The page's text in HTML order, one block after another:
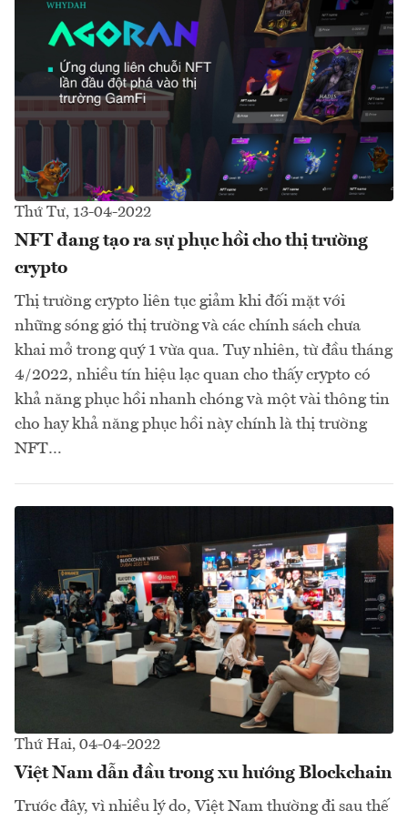
Thứ Tư, 13-04-2022
NFT đang tạo ra sự phục hồi cho thị trường
crypto
Thị trường crypto liên tục giảm khi đối mặt với
những sóng gió thị trường và các chính sách chưa
khai mở trong quý 1 vừa qua. Tuy nhiên, từ đầu tháng
4/2022, nhiều tín hiệu lạc quan cho thấy crypto có
khả năng phục hồi nhanh chóng và một vài thông tin
cho hay khả năng phục hồi này chính là thị trường
NFT…
Thứ Hai, 04-04-2022
Việt Nam dẫn đầu trong xu hướng Blockchain
Trước đây, vì nhiều lý do, Việt Nam thường đi sau thế